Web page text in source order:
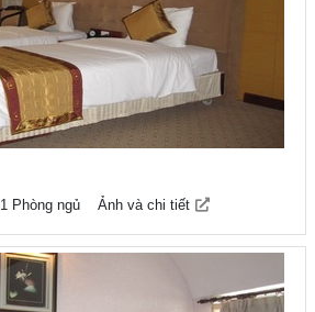
1 Phòng ngủ Ảnh và chi tiết